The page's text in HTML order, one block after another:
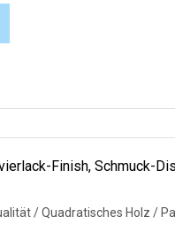
Finish, Schmuck-
/ Quadratisches Holz /